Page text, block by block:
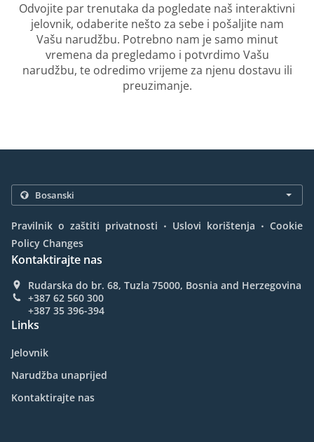
Odvojite par trenutaka da pogledate naš interaktivni
jelovnik, odaberite nešto za sebe i pošaljite nam
Vašu narudžbu. Potrebno nam je samo minut
vremena da pregledamo i potvrdimo Vašu
narudžbu, te odredimo vrijeme za njenu dostavu ili
preuzimanje.
Pravilnik o zaštiti privatnosti . Uslovi korištenja . Cookie
Policy Changes
Kontaktirajte nas
Rudarska do br. 68, Tuzla 75000, Bosnia and Herzegovina
+387 62 560 300
+387 35 396-394
Links
Jelovnik
Narudžba unaprijed
Kontaktirajte nas